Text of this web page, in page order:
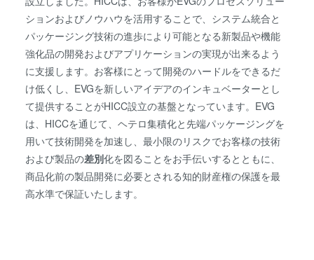
ションおよびノウハウを活用することで、システム統合と
パッケージング技術の進歩により可能となる新製品や機能
強化品の開発およびアプリケーションの実現が出来るよう
に支援します。お客様にとって開発のハードルをできるだ
け低くし、EVGを新しいアイデアのインキュベーターとし
て提供することがHICC設立の基盤となっています。EVG
は、HICCを通じて、ヘテロ集積化と先端パッケージングを
用いて技術開発を加速し、最小限のリスクでお客様の技術
および製品の差別化を図ることをお手伝いするとともに、
商品化前の製品開発に必要とされる知的財産権の保護を最
高水準で保証いたします。